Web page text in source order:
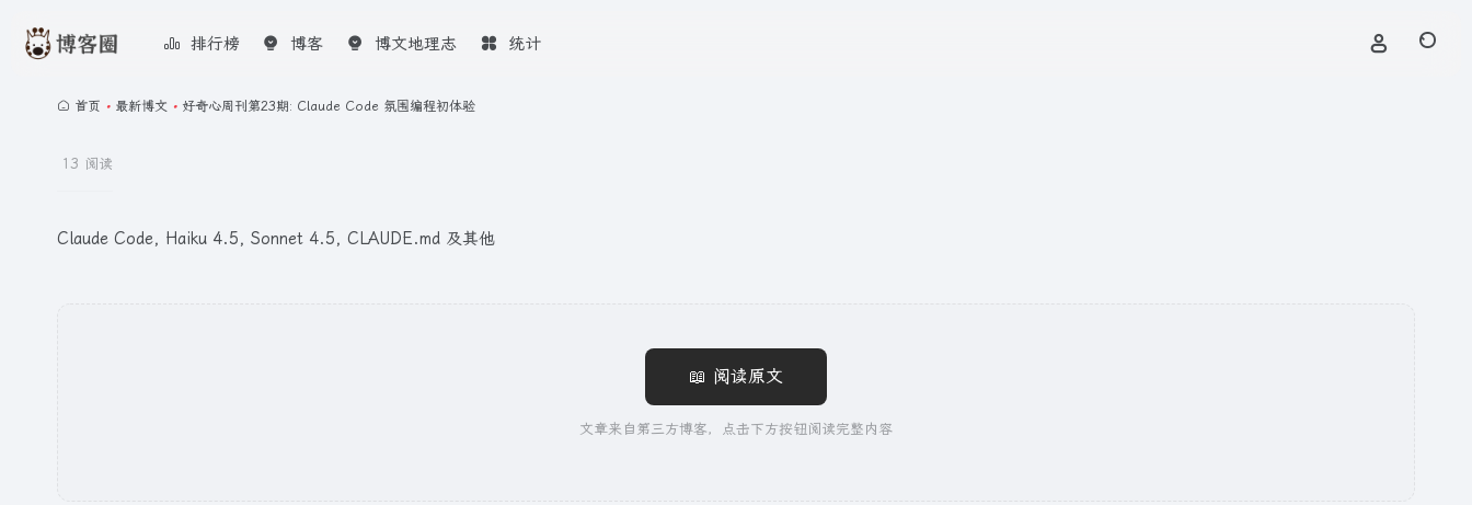
排行榜 博客 博文地理志 统计
首页 • 最新博文 • 好奇心周刊第23期: Claude Code 氛围编程初体验
13 阅读
Claude Code, Haiku 4.5, Sonnet 4.5, CLAUDE.md 及其他
📖 阅读原文
文章来自第三方博客，点击下方按钮阅读完整内容